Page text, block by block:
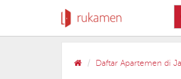
Daftar Apartemen di